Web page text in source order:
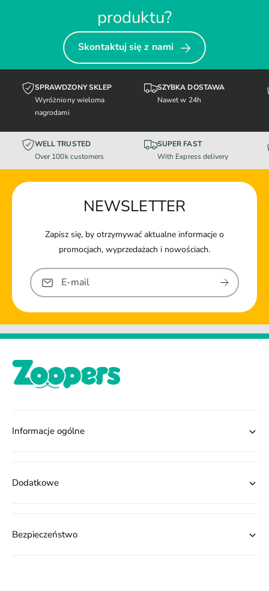
produktu?
Skontaktuj się z nami
SPRAWDZONY SKLEP
Wyróżniony wieloma
nagrodami
SZYBKA DOSTAWA
Nawet w 24h
WELL TRUSTED
Over 100k customers
SUPER FAST
With Express delivery
NEWSLETTER
Zapisz się, by otrzymywać aktualne informacje o
promocjach, wyprzedażach i nowościach.
E-mail
Informacje ogólne
Dodatkowe
Bezpieczeństwo